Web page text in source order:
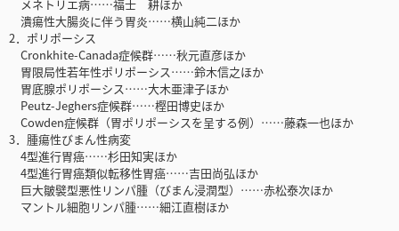
メネトリエ病……福士 耕ほか
潰瘍性大腸炎に伴う胃炎……横山純二ほか
2．ポリポーシス
Cronkhite-Canada症候群……秋元直彦ほか
胃限局性若年性ポリポーシス……鈴木信之ほか
胃底腺ポリポーシス……大木亜津子ほか
Peutz-Jeghers症候群……樫田博史ほか
Cowden症候群（胃ポリポーシスを呈する例）……藤森一也ほか
3．腫瘍性びまん性病変
4型進行胃癌……杉田知実ほか
4型進行胃癌類似転移性胃癌……吉田尚弘ほか
巨大皺襞型悪性リンパ腫（びまん浸潤型）……赤松泰次ほか
マントル細胞リンパ腫……細江直樹ほか